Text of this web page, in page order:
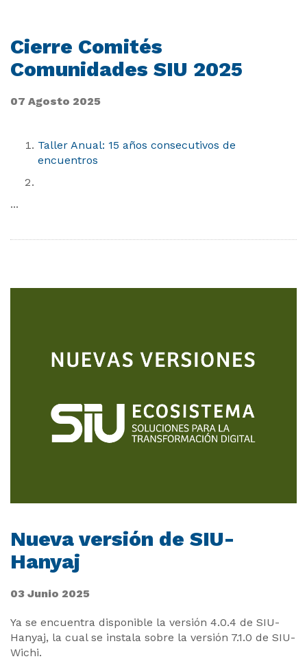
Cierre Comités
Comunidades SIU 2025
07 Agosto 2025
Taller Anual: 15 años consecutivos de
encuentros
...
Nueva versión de SIU-
Hanyaj
03 Junio 2025
Ya se encuentra disponible la versión 4.0.4 de SIU-
Hanyaj, la cual se instala sobre la versión 7.1.0 de SIU-
Wichi.